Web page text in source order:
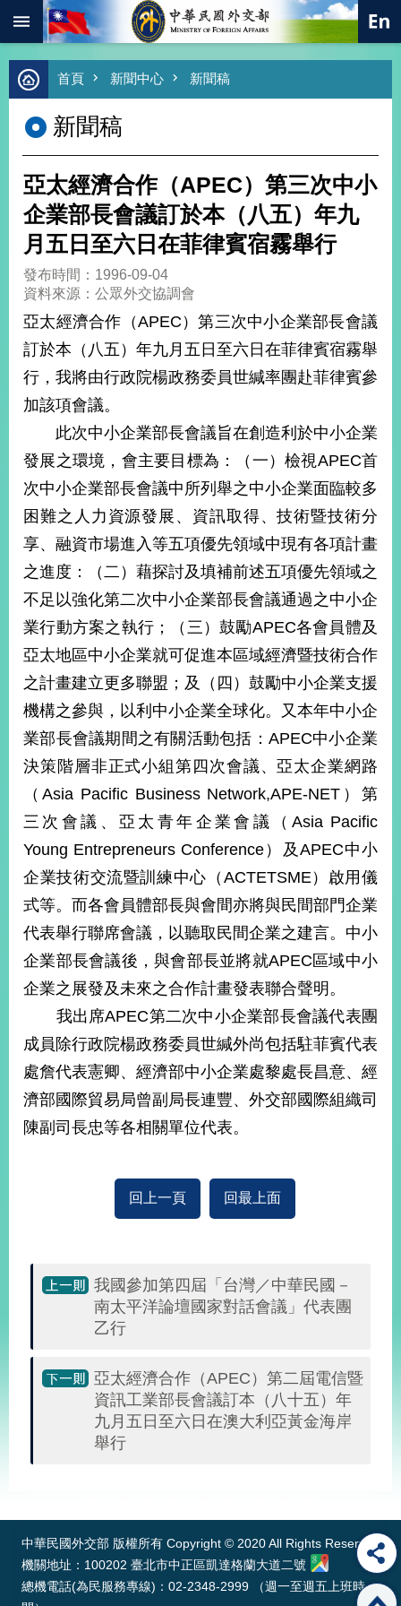
跳到主要內容區塊
進
階
尋
熱
總
合
外
交
價
值
交
經
不
落
國
台
海
和
平
護
照
回
頁
網
站
導
覽
關
於
本
部
新
中
心
外
交
資
訊
國
與
地
區
開
關
網
站
首頁 新聞中心 新聞稿
新聞稿
亞太經濟合作（APEC）第三次中小
企業部長會議訂於本（八五）年九
月五日至六日在菲律賓宿霧舉行
發布時間：1996-09-04
資料來源：公眾外交協調會
亞太經濟合作（APEC）第三次中小企業部長會議
訂於本（八五）年九月五日至六日在菲律賓宿霧舉
行，我將由行政院楊政務委員世緘率團赴菲律賓參
加該項會議。
此次中小企業部長會議旨在創造利於中小企業
發展之環境，會主要目標為：（一）檢視APEC首
次中小企業部長會議中所列舉之中小企業面臨較多
困難之人力資源發展、資訊取得、技術暨技術分
享、融資市場進入等五項優先領域中現有各項計畫
之進度：（二）藉探討及填補前述五項優先領域之
不足以強化第二次中小企業部長會議通過之中小企
業行動方案之執行；（三）鼓勵APEC各會員體及
亞太地區中小企業就可促進本區域經濟暨技術合作
之計畫建立更多聯盟；及（四）鼓勵中小企業支援
機構之參與，以利中小企業全球化。又本年中小企
業部長會議期間之有關活動包括：APEC中小企業
決策階層非正式小組第四次會議、亞太企業網路
（Asia Pacific Business Network,APE-NET）第
三次會議、亞太青年企業會議（Asia Pacific
Young Entrepreneurs Conference）及APEC中小
企業技術交流暨訓練中心（ACTETSME）啟用儀
式等。而各會員體部長與會間亦將與民間部門企業
代表舉行聯席會議，以聽取民間企業之建言。中小
企業部長會議後，與會部長並將就APEC區域中小
企業之展發及未來之合作計畫發表聯合聲明。
我出席APEC第二次中小企業部長會議代表團
成員除行政院楊政務委員世緘外尚包括駐菲賓代表
處詹代表憲卿、經濟部中小企業處黎處長昌意、經
濟部國際貿易局曾副局長連豐、外交部國際組織司
陳副司長忠等各相關單位代表。
回上一頁 回最上面
我國參加第四屆「台灣／中華民國－
南太平洋論壇國家對話會議」代表團
乙行
亞太經濟合作（APEC）第二屆電信暨
資訊工業部長會議訂本（八十五）年
九月五日至六日在澳大利亞黃金海岸
舉行
中華民國外交部 版權所有 Copyright © 2020 All Rights Reserved
機關地址：100202 臺北市中正區凱達格蘭大道二號
總機電話(為民服務專線)：02-2348-2999 （週一至週五上班時